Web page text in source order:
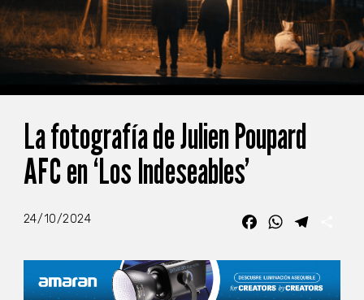
La fotografía de Julien Poupard
AFC en ‘Los Indeseables’
24/10/2024 FacebookWhatsApp